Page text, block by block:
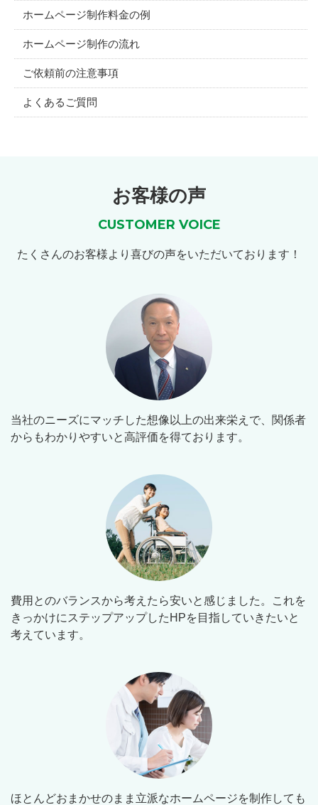
ホームページ制作料金の例
ホームページ制作の流れ
ご依頼前の注意事項
よくあるご質問
お客様の声
CUSTOMER VOICE
たくさんのお客様より喜びの声をいただいております！
当社のニーズにマッチした想像以上の出来栄えで、関係者
からもわかりやすいと高評価を得ております。
費用とのバランスから考えたら安いと感じました。これを
きっかけにステップアップしたHPを目指していきたいと
考えています。
ほとんどおまかせのまま立派なホームページを制作しても